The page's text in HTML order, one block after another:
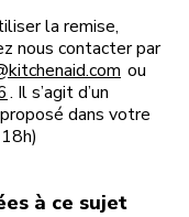
la remise,
nous contacter par
ou
. Il s’agit d’un
dans votre
à ce sujet